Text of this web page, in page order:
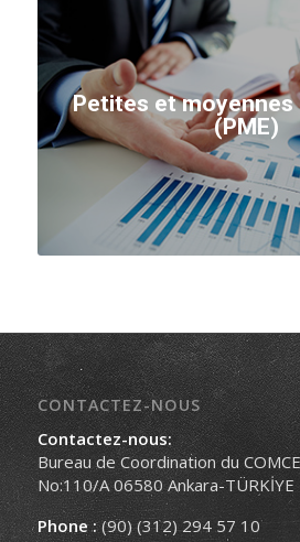
Petites et
(PME)
CONTACTEZ-NOUS
Contactez-nous:
Bureau de Coordination du
No:110/A 06580 Ankara-TÜRKİYE
Phone :(90) (312) 294 57 10